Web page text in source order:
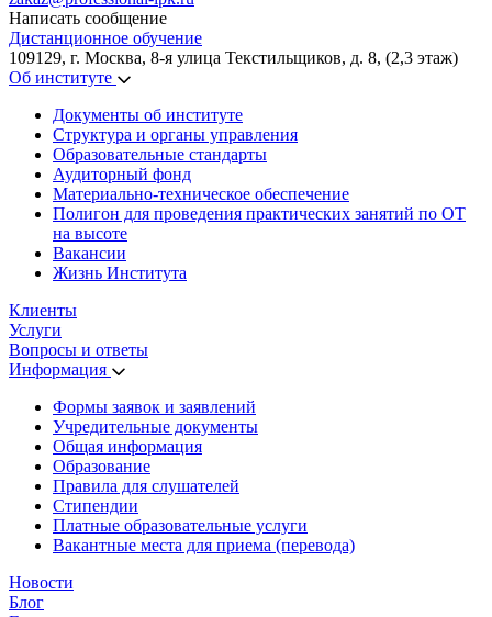
Написать сообщение
Дистанционное обучение
109129, г. Москва, 8-я улица Текстильщиков, д. 8, (2,3 этаж)
Об институте
Документы об институте
Структура и органы управления
Образовательные стандарты
Аудиторный фонд
Материально-техническое обеспечение
Полигон для проведения практических занятий по ОТ
на высоте
Вакансии
Жизнь Института
Клиенты
Услуги
Вопросы и ответы
Информация
Формы заявок и заявлений
Учредительные документы
Общая информация
Образование
Правила для слушателей
Стипендии
Платные образовательные услуги
Вакантные места для приема (перевода)
Новости
Блог